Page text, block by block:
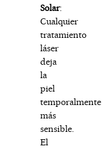
Solar:
Cualquier
tratamiento
láser
deja
la
piel
temporalmente
más
sensible.
El